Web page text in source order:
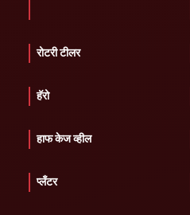
रोटरी टीलर
हॅरो
हाफ केज व्हील
प्लँटर